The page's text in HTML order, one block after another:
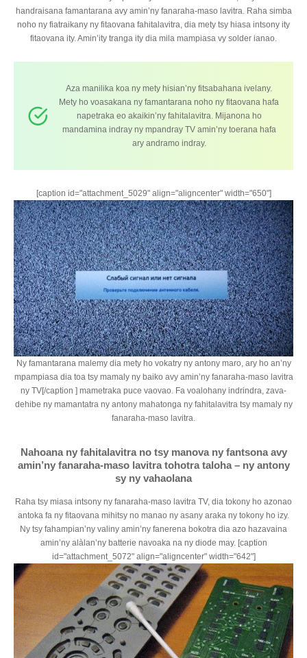
handraisana famantarana avy amin’ny fanaraha-maso lavitra. Raha simba
noho ny fiatraikany ny fitaovana fahitalavitra, dia mety tsy hiasa intsony ity
fitaovana ity. Amin’ity tranga ity dia mila mampiasa vy solder ianao.
Aza manilika koa ny mety hisian’ny fitsabahana ivelany.
Mety ho voasakana ny famantarana noho ny fitaovana hafa
napetraka eo akaikin’ny fahitalavitra. Mijanona ho
mandamina indray ny mpandray TV amin’ny toerana hafa
ary andramo indray.
[caption id="attachment_5029" align="aligncenter" width="650"]
Ny famantarana malemy dia mety ho vokatry ny antony maro, ary ho an’ny
mpampiasa dia toa tsy mamaly ny baiko avy amin’ny fanaraha-maso lavitra
ny TV[/caption ] mametraka puce vaovao. Fa voalohany indrindra, zava-
dehibe ny mamantatra ny antony mahatonga ny fahitalavitra tsy mamaly ny
fanaraha-maso lavitra.
Nahoana ny fahitalavitra no tsy manova ny fantsona avy
amin’ny fanaraha-maso lavitra tohotra taloha – ny antony
sy ny vahaolana
Raha tsy miasa intsony ny fanaraha-maso lavitra TV, dia tokony ho azonao
antoka fa ny fitaovana mihitsy no manao ny asany araka ny tokony ho izy.
Ny tsy fahampian’ny valiny amin’ny fanerena bokotra dia azo hazavaina
amin’ny alàlan’ny batterie navoaka na ny diode may. [caption
id="attachment_5072" align="aligncenter" width="642"]